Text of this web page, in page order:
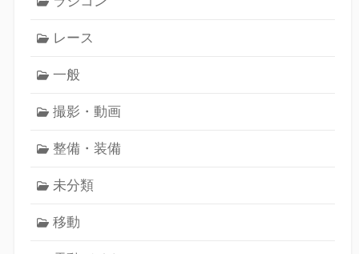
レース
一般
撮影・動画
整備・装備
未分類
移動